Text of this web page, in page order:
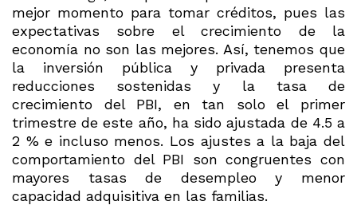
mejor momento para tomar créditos, pues las
expectativas sobre el crecimiento de la
economía no son las mejores. Así, tenemos que
la inversión pública y privada presenta
reducciones sostenidas y la tasa de
crecimiento del PBI, en tan solo el primer
trimestre de este año, ha sido ajustada de 4.5 a
2 % e incluso menos. Los ajustes a la baja del
comportamiento del PBI son congruentes con
mayores tasas de desempleo y menor
capacidad adquisitiva en las familias.